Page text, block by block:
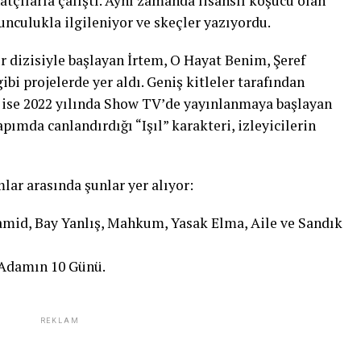
ilgileniyor ve skeçler yazıyordu.
dizisiyle başlayan İrtem, O Hayat Benim, Şeref
projelerde yer aldı. Geniş kitleler tarafından
2022 yılında Show TV’de yayınlanmaya başlayan
canlandırdığı “Işıl” karakteri, izleyicilerin
arasında şunlar yer alıyor:
Bay Yanlış, Mahkum, Yasak Elma, Aile ve Sandık
10 Günü.
REKLAM